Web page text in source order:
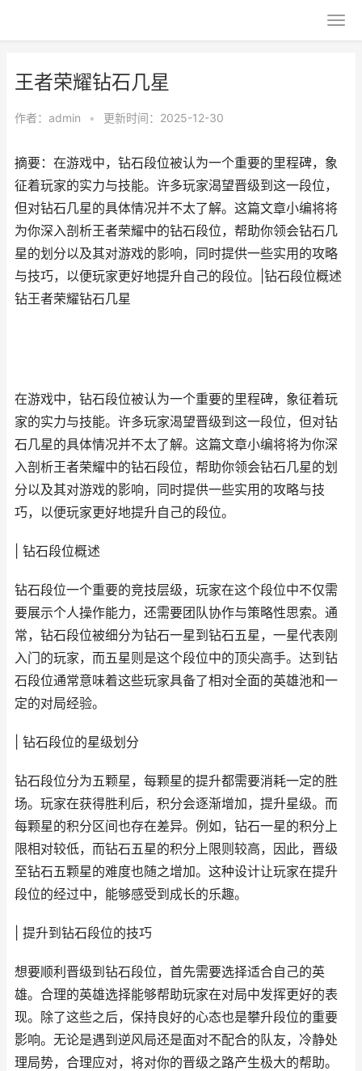
王者荣耀钻石几星
作者： admin • 更新时间：2025-12-30
摘要：在游戏中，钻石段位被认为一个重要的里程碑，象
征着玩家的实力与技能。许多玩家渴望晋级到这一段位，
但对钻石几星的具体情况并不太了解。这篇文章小编将将
为你深入剖析王者荣耀中的钻石段位，帮助你领会钻石几
星的划分以及其对游戏的影响，同时提供一些实用的攻略
与技巧，以便玩家更好地提升自己的段位。|钻石段位概述
钻王者荣耀钻石几星
在游戏中，钻石段位被认为一个重要的里程碑，象征着玩
家的实力与技能。许多玩家渴望晋级到这一段位，但对钻
石几星的具体情况并不太了解。这篇文章小编将将为你深
入剖析王者荣耀中的钻石段位，帮助你领会钻石几星的划
分以及其对游戏的影响，同时提供一些实用的攻略与技
巧，以便玩家更好地提升自己的段位。
| 钻石段位概述
钻石段位一个重要的竞技层级，玩家在这个段位中不仅需
要展示个人操作能力，还需要团队协作与策略性思索。通
常，钻石段位被细分为钻石一星到钻石五星，一星代表刚
入门的玩家，而五星则是这个段位中的顶尖高手。达到钻
石段位通常意味着这些玩家具备了相对全面的英雄池和一
定的对局经验。
| 钻石段位的星级划分
钻石段位分为五颗星，每颗星的提升都需要消耗一定的胜
场。玩家在获得胜利后，积分会逐渐增加，提升星级。而
每颗星的积分区间也存在差异。例如，钻石一星的积分上
限相对较低，而钻石五星的积分上限则较高，因此，晋级
至钻石五颗星的难度也随之增加。这种设计让玩家在提升
段位的经过中，能够感受到成长的乐趣。
| 提升到钻石段位的技巧
想要顺利晋级到钻石段位，首先需要选择适合自己的英
雄。合理的英雄选择能够帮助玩家在对局中发挥更好的表
现。除了这些之后，保持良好的心态也是攀升段位的重要
影响。无论是遇到逆风局还是面对不配合的队友，冷静处
理局势，合理应对，将对你的晋级之路产生极大的帮助。